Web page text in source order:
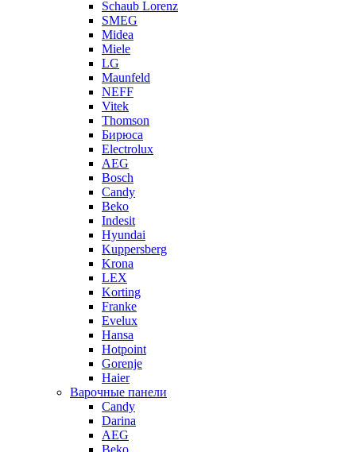
Schaub Lorenz
SMEG
Midea
Miele
LG
Maunfeld
NEFF
Vitek
Thomson
Бирюса
Electrolux
AEG
Bosch
Candy
Beko
Indesit
Hyundai
Kuppersberg
Krona
LEX
Korting
Franke
Evelux
Hansa
Hotpoint
Gorenje
Haier
Варочные панели
Candy
Darina
AEG